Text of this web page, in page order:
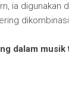
ia digunakan
dalam musik